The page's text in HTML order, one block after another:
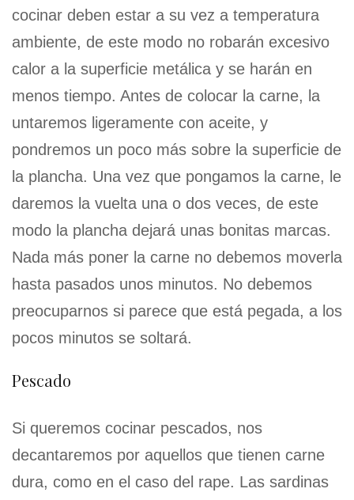
cocinar deben estar a su vez a temperatura
ambiente, de este modo no robarán excesivo
calor a la superficie metálica y se harán en
menos tiempo. Antes de colocar la carne, la
untaremos ligeramente con aceite, y
pondremos un poco más sobre la superficie de
la plancha. Una vez que pongamos la carne, le
daremos la vuelta una o dos veces, de este
modo la plancha dejará unas bonitas marcas.
Nada más poner la carne no debemos moverla
hasta pasados unos minutos. No debemos
preocuparnos si parece que está pegada, a los
pocos minutos se soltará.
Pescado
Si queremos cocinar pescados, nos
decantaremos por aquellos que tienen carne
dura, como en el caso del rape. Las sardinas